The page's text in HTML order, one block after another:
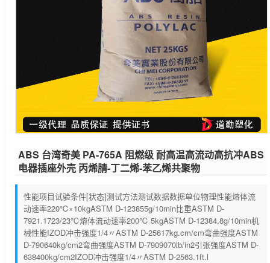
ABS 台湾奇美 PA-765A 阻燃级 耐高温高流动高抗冲ABS
电器插座外壳 丙烯腈-丁二烯-苯乙烯共聚物
性能项目试验条件[状态]测试方法测试数据数据单位物理性能熔体流
动速率220℃×10kgASTM D-123855g/10min比重ASTM D-
7921.1723/23℃熔体流动速率200℃ 5kgASTM D-12384.8g/10min机
械性能IZOD冲击强度1/4〃ASTM D-25617kg.cm/cm弯曲强度ASTM
D-790640kg/cm2弯曲强度ASTM D-7909070lb/in2引张强度ASTM D-
638400kg/cm2IZOD冲击强度1/4〃ASTM D-2563.1ft.l